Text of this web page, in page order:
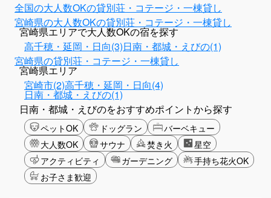
全国の大人数OKの貸別荘・コテージ・一棟貸し
宮崎県の大人数OKの貸別荘・コテージ・一棟貸し
宮崎県エリアで大人数OKの宿を探す
高千穂・延岡・日向(3)日南・都城・えびの(1)
宮崎県の貸別荘・コテージ・一棟貸し
宮崎県エリア
宮崎市(2)高千穂・延岡・日向(4)
日南・都城・えびの(1)
日南・都城・えびのをおすすめポイントから探す
ペットOK ドッグラン
バーベキュー
大人数OK
サウナ 焚き火
星空
アクティビティ
ガーデニング
手持ち花火OK
お子さま歓迎